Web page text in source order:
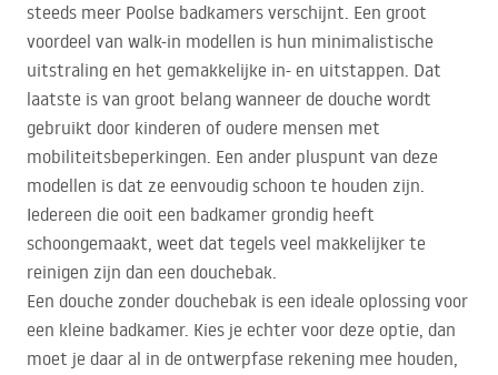
steeds meer Poolse badkamers verschijnt. Een groot
voordeel van walk-in modellen is hun minimalistische
uitstraling en het gemakkelijke in- en uitstappen. Dat
laatste is van groot belang wanneer de douche wordt
gebruikt door kinderen of oudere mensen met
mobiliteitsbeperkingen. Een ander pluspunt van deze
modellen is dat ze eenvoudig schoon te houden zijn.
Iedereen die ooit een badkamer grondig heeft
schoongemaakt, weet dat tegels veel makkelijker te
reinigen zijn dan een douchebak.
Een douche zonder douchebak is een ideale oplossing voor
een kleine badkamer. Kies je echter voor deze optie, dan
moet je daar al in de ontwerpfase rekening mee houden,